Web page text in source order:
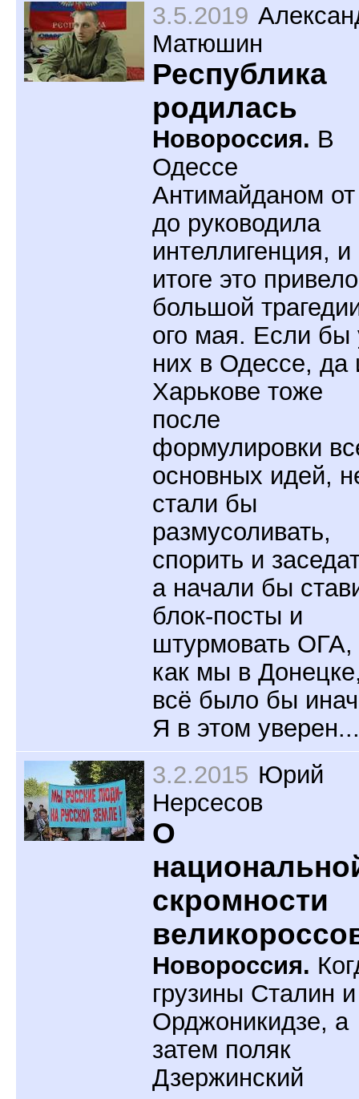
3.5.2019
Матюшин
Республика
родилась
Новороссия. В
Одессе
Антимайданом
до руководила
интеллигенция, и
итоге это
большой
ого мая. Если бы
них в Одессе, да
Харькове тоже
после
формулировки
основных идей,
стали бы
размусоливать,
спорить и
а начали бы
блок-посты и
штурмовать ОГА,
как мы в
всё было бы
Я в этом уверен...
3.2.2015 Юрий
Нерсесов
О
скромности
Новороссия.
грузины Сталин и
Орджоникидзе, а
затем поляк
Дзержинский